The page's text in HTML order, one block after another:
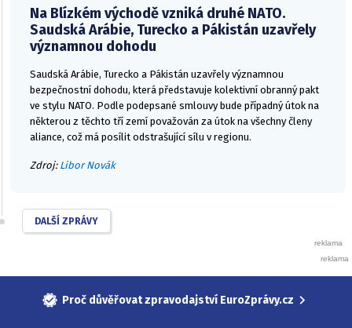
Na Blízkém východě vzniká druhé NATO.
Saudská Arábie, Turecko a Pákistán uzavřely
významnou dohodu
Saudská Arábie, Turecko a Pákistán uzavřely významnou
bezpečnostní dohodu, která představuje kolektivní obranný pakt
ve stylu NATO. Podle podepsané smlouvy bude případný útok na
některou z těchto tří zemí považován za útok na všechny členy
aliance, což má posílit odstrašující sílu v regionu.
Zdroj: Libor Novák
DALŠÍ ZPRÁVY
Proč důvěřovat zpravodajství EuroZprávy.cz